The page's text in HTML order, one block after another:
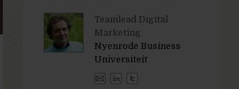
Teamlead Digital
Marketing
Nyenrode Business
Universiteit